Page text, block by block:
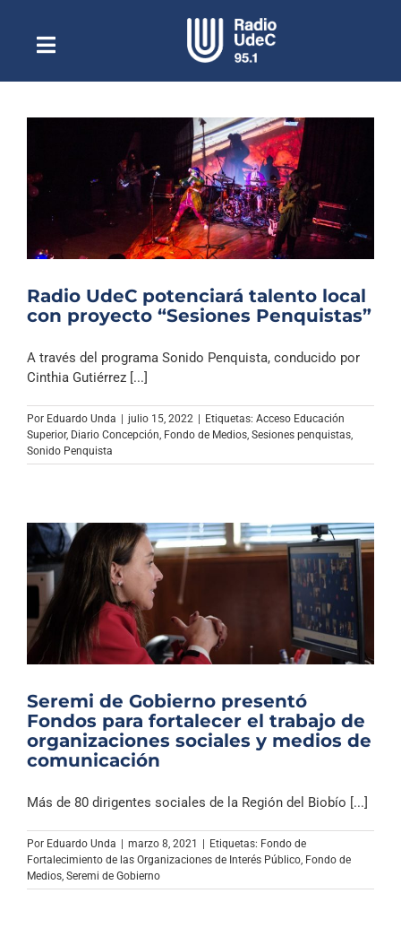
contenidoToggle
NavigationEscuchar Radio UdeC en vivo
Quiénes Somos
Programación
Podcast
Noticias
Columnas
Archivo Sonoro
Radio UdeC potenciará talento local
con proyecto “Sesiones Penquistas”
A través del programa Sonido Penquista, conducido por
Cinthia Gutiérrez [...]
Por Eduardo Unda | julio 15, 2022 | Etiquetas: Acceso Educación
Superior, Diario Concepción Fondo de Medios Sesiones penquistas
Sonido Penquista
Seremi de Gobierno presentó
Fondos para fortalecer el trabajo de
organizaciones sociales y medios de
comunicación
Más de 80 dirigentes sociales de la Región del Biobío [...]
Por Eduardo Unda | marzo 8, 2021 | Etiquetas: Fondo de
Fortalecimiento de las Organizaciones de Interés Público Fondo de
Medios Seremi de Gobierno